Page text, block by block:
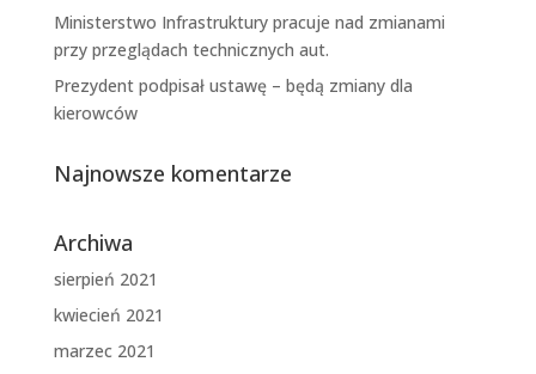
Ministerstwo Infrastruktury pracuje nad zmianami
przy przeglądach technicznych aut.
Prezydent podpisał ustawę – będą zmiany dla
kierowców
Najnowsze komentarze
Archiwa
sierpień 2021
kwiecień 2021
marzec 2021